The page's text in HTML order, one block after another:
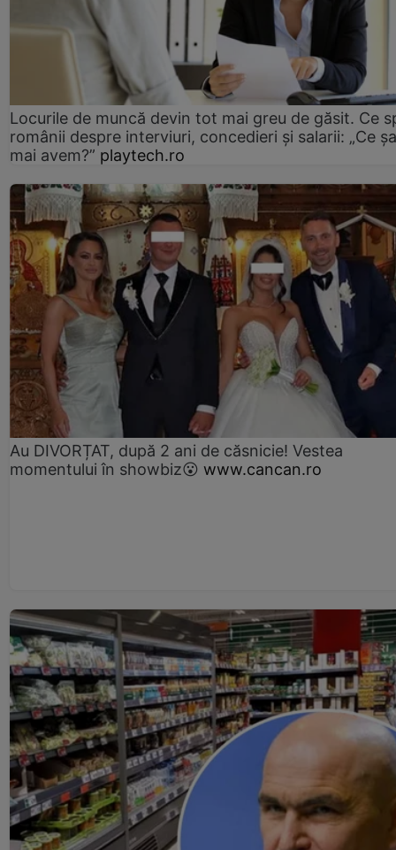
Locurile de muncă devin tot mai greu de găsit. Ce
românii despre interviuri, concedieri și salarii: „Ce
mai avem?” playtech.ro
Au DIVORȚAT, după 2 ani de căsnicie! Vestea
momentului în showbiz😮 www.cancan.ro